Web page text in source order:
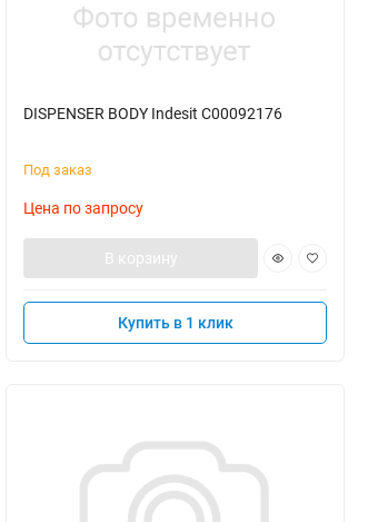
DISPENSER BODY Indesit C00092176
Под заказ
Цена по запросу
В корзину
Купить в 1 клик